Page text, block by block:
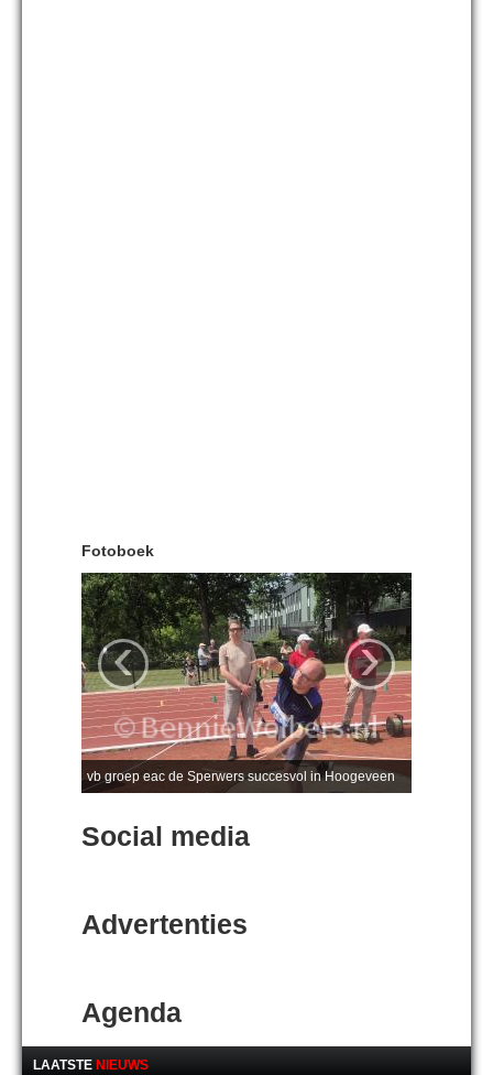
Fotoboek
vb groep eac de Sperwers succesvol in Hoogeveen
‹ ›
Social media
Advertenties
Agenda
LAATSTE NIEUWS